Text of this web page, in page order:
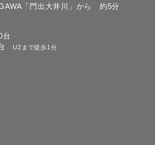
「門出大井川」から 約5分
台
U2まで徒歩1分